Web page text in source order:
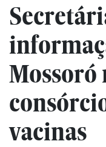
Mossoró
vacinas